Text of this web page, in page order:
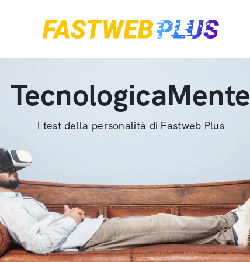
TecnologicaMente
I test della personalità di Fastweb Plus